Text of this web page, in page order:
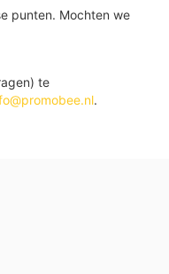
punten. Mochten we
te
.